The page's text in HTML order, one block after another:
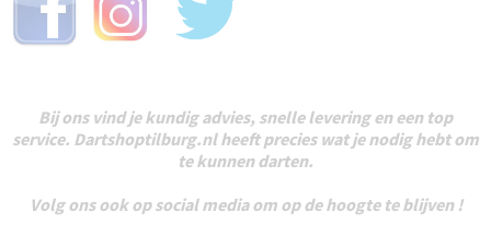
Bij ons vind je kundig advies, snelle levering en een top
service. Dartshoptilburg.nl heeft precies wat je nodig hebt om
te kunnen darten.
Volg ons ook op social media om op de hoogte te blijven !